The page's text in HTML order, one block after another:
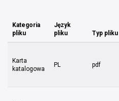
Kategoria
pliku
Język
pliku
Typ pliku
Karta
katalogowa
PL pdf